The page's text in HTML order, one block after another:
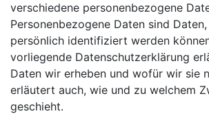
verschiedene personenbezogene
Personenbezogene Daten sind
persönlich identifiziert werden
vorliegende Datenschutzerklärung
Daten wir erheben und wofür wir sie
erläutert auch, wie und zu welchem
geschieht.